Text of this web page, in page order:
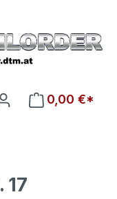
0 Produkte auf
0,00 €*
17